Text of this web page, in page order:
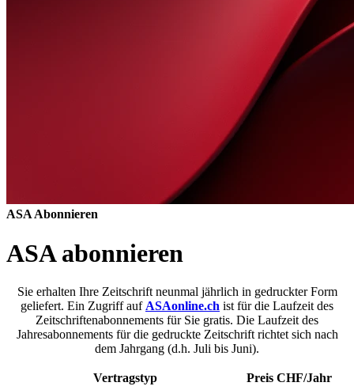
ASA Abonnieren
ASA abonnieren
Sie erhalten Ihre Zeitschrift neunmal jährlich in gedruckter Form
geliefert. Ein Zugriff auf ASAonline.ch ist für die Laufzeit des
Zeitschriftenabonnements für Sie gratis. Die Laufzeit des
Jahresabonnements für die gedruckte Zeitschrift richtet sich nach
dem Jahrgang (d.h. Juli bis Juni).
Vertragstyp
Preis CHF/Jahr